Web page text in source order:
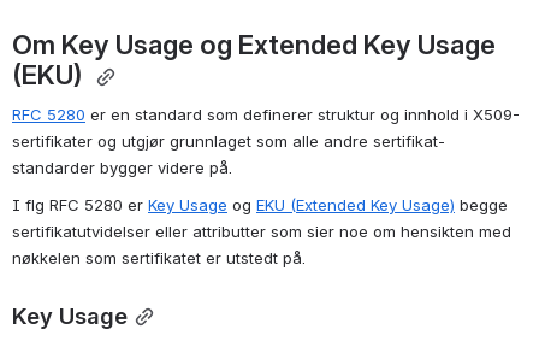
Om Key Usage og Extended Key Usage
(EKU)
RFC 5280 er en standard som definerer struktur og innhold i X509-
sertifikater og utgjør grunnlaget som alle andre sertifikat-
standarder bygger videre på.
I flg RFC 5280 er Key Usage og EKU (Extended Key Usage) begge
sertifikatutvidelser eller attributter som sier noe om hensikten med
nøkkelen som sertifikatet er utstedt på.
Key Usage